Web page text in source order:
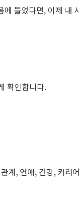
에 들었다면, 이제 내
확인합니다.
계, 연애, 건강, 커리